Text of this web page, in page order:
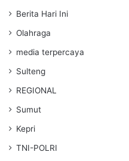
Berita Hari Ini
Olahraga
media terpercaya
Sulteng
REGIONAL
Sumut
Kepri
TNI-POLRI